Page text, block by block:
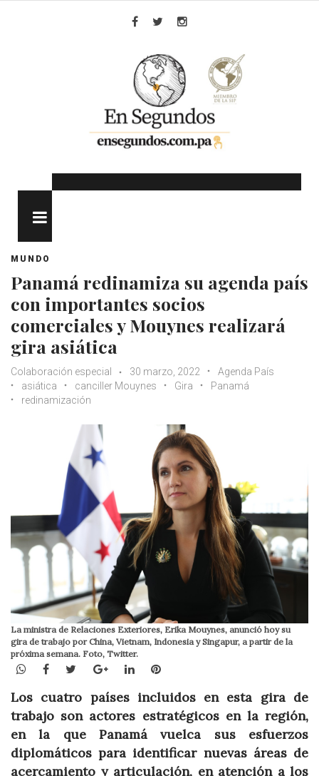
MUNDO
Panamá redinamiza su agenda país
con importantes socios
comerciales y Mouynes realizará
gira asiática
Colaboración especial 30 marzo, 2022
Agenda País
asiática
canciller Mouynes Gira
Panamá
redinamización
La ministra de Relaciones Exteriores, Erika Mouynes, anunció hoy su
gira de trabajo por China, Vietnam, Indonesia y Singapur, a partir de la
próxima semana. Foto, Twitter.
WhatsApp
Facebook
TwitterGoogle+LinkedInPinterest
Los cuatro países incluidos en esta gira de
trabajo son actores estratégicos en la región,
en la que Panamá vuelca sus esfuerzos
diplomáticos para identificar nuevas áreas de
acercamiento y articulación, en atención a los